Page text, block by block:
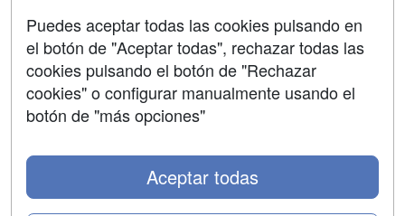
Grupo formazion:
Puedes aceptar todas las cookies pulsando en
el botón de "Aceptar todas", rechazar todas las
cookies pulsando el botón de "Rechazar
cookies" o configurar manualmente usando el
botón de "más opciones"
Aceptar todas